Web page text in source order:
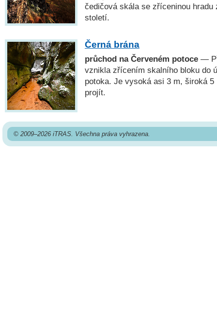
čedičová skála se zříceninou hradu
století.
Černá brána
průchod na Červeném potoce —
vznikla zřícením skalního bloku do
potoka. Je vysoká asi 3 m, široká 5
projít.
© 2009–2026 iTRAS. Všechna práva vyhrazena.